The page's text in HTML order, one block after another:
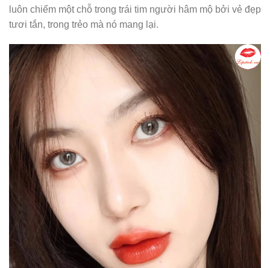
Mê mẩn trước màu son Gucci 208 They Met in Argentina
mang vẻ đẹp thời thượng
7. Son Gucci 302 Agatha Orange
Son Gucci 302 màu cam đỏnổi lên như “vũ bão” giữa
rừng son hồng, đỏ bất tận.
Son Gucci Agatha Orange
luôn chiếm một chỗ trong trái tim người hâm mộ bởi vẻ đẹp
tươi tắn, trong trẻo mà nó mang lại.